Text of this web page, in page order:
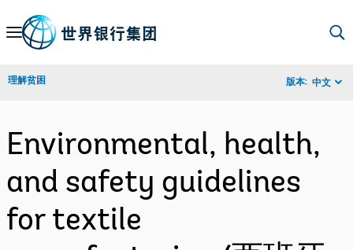
Skip
Navigation
理解贫困 版本: 中文
Environmental, health,
and safety guidelines
for textile